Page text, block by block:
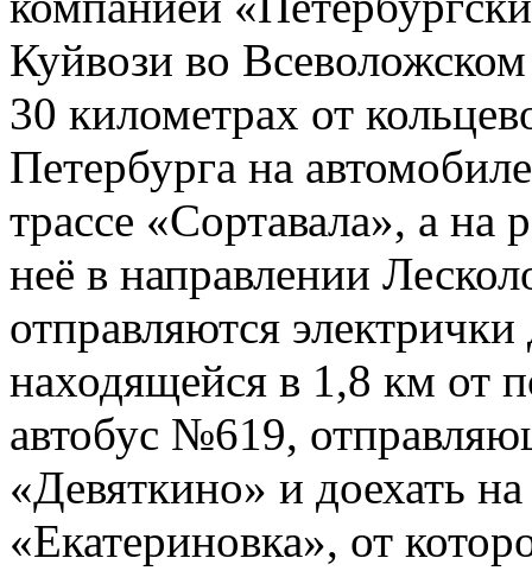
Куйвози во
30 километрах от
Петербурга на
трассе «Сортавала», а на
неё в направлении
отправляются
находящейся в 1,8 км от
автобус №619,
«Девяткино» и доехать
«Екатериновка», от